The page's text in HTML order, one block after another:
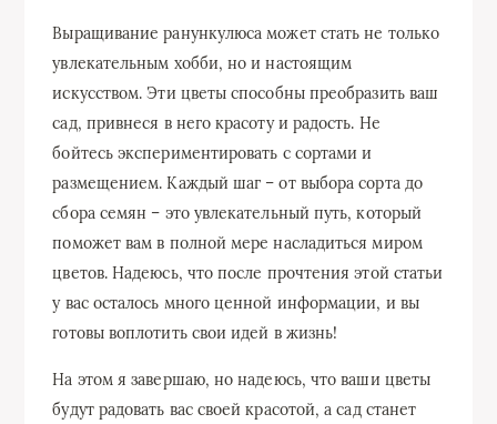
Выращивание ранункулюса может стать не только
увлекательным хобби, но и настоящим
искусством. Эти цветы способны преобразить ваш
сад, привнеся в него красоту и радость. Не
бойтесь экспериментировать с сортами и
размещением. Каждый шаг – от выбора сорта до
сбора семян – это увлекательный путь, который
поможет вам в полной мере насладиться миром
цветов. Надеюсь, что после прочтения этой статьи
у вас осталось много ценной информации, и вы
готовы воплотить свои идей в жизнь!
На этом я завершаю, но надеюсь, что ваши цветы
будут радовать вас своей красотой, а сад станет